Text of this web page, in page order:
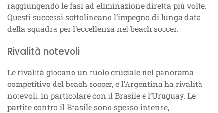
raggiungendo le fasi ad eliminazione diretta più volte.
Questi successi sottolineano l’impegno di lunga data
della squadra per l’eccellenza nel beach soccer.
Rivalità notevoli
Le rivalità giocano un ruolo cruciale nel panorama
competitivo del beach soccer, e l’Argentina ha rivalità
notevoli, in particolare con il Brasile e l’Uruguay. Le
partite contro il Brasile sono spesso intense,